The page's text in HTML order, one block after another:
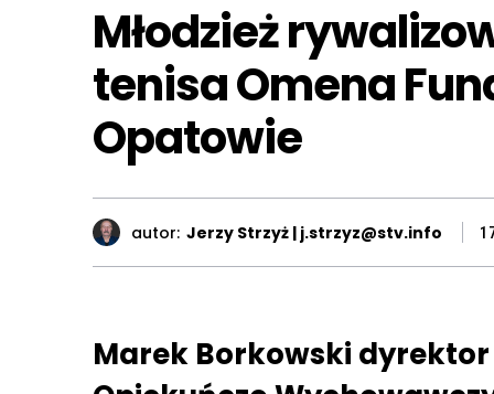
Młodzież
tenisa Omena
Opatowie
autor: Jerzy Strzyż | j.strzyz@stv.info
Marek Borkowski